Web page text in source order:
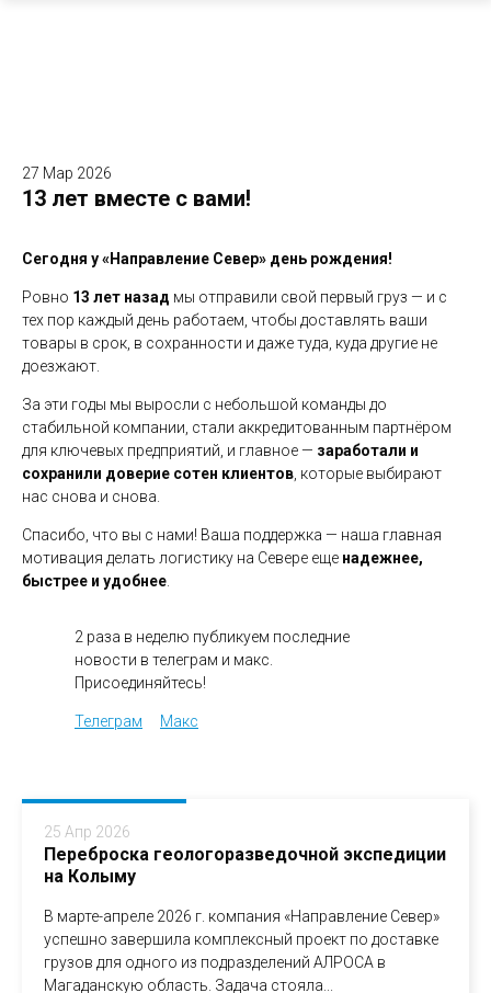
27 Мар 2026
13 лет вместе с вами!
Сегодня у «Направление Север» день рождения!
Ровно 13 лет назад мы отправили свой первый груз — и с
тех пор каждый день работаем, чтобы доставлять ваши
товары в срок, в сохранности и даже туда, куда другие не
доезжают.
За эти годы мы выросли с небольшой команды до
стабильной компании, стали аккредитованным партнёром
для ключевых предприятий, и главное — заработали и
сохранили доверие сотен клиентов , которые выбирают
нас снова и снова.
Спасибо, что вы с нами! Ваша поддержка — наша главная
мотивация делать логистику на Севере еще надежнее,
быстрее и удобнее
2 раза в неделю публикуем последние
новости в телеграм и макс.
Присоединяйтесь!
Телеграм Макс
25 Апр 2026
Переброска геологоразведочной экспедиции
на Колыму
В марте-апреле 2026 г. компания «Направление Север»
успешно завершила комплексный проект по доставке
грузов для одного из подразделений АЛРОСА в
Магаданскую область. Задача стояла...